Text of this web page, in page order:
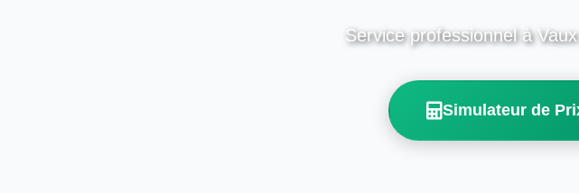
Service professionnel à
Simulateur de